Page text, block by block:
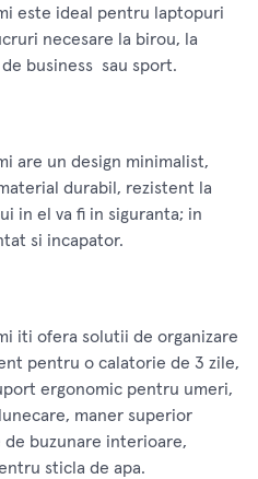
este ideal pentru laptopuri
necesare la birou, la
business sau sport.
are un design minimalist,
durabil, rezistent la
in el va fi in siguranta; in
si incapator.
iti ofera solutii de organizare
pentru o calatorie de 3 zile,
ergonomic pentru umeri,
maner superior
de buzunare interioare,
sticla de apa.